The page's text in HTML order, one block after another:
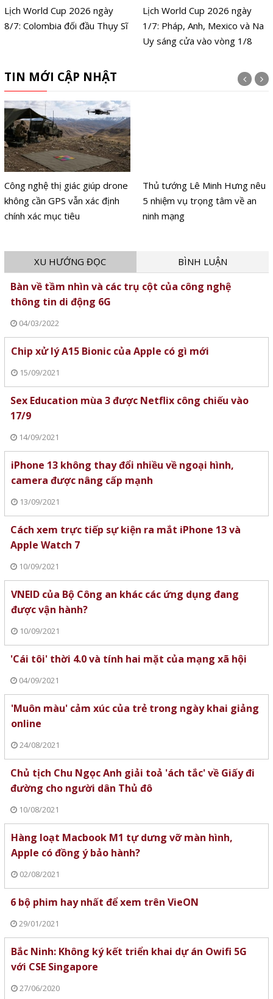
Lịch World Cup 2026 ngày
8/7: Colombia đối đầu Thụy Sĩ
Lịch World Cup 2026 ngày
1/7: Pháp, Anh, Mexico và Na
Uy sáng cửa vào vòng 1/8
TIN MỚI CẬP NHẬT
Công nghệ thị giác giúp drone
không cần GPS vẫn xác định
chính xác mục tiêu
Thủ tướng Lê Minh Hưng nêu
5 nhiệm vụ trọng tâm về an
ninh mạng
XU HƯỚNG ĐỌC BÌNH LUẬN
Bàn về tầm nhìn và các trụ cột của công nghệ
thông tin di động 6G
04/03/2022
Chip xử lý A15 Bionic của Apple có gì mới
15/09/2021
Sex Education mùa 3 được Netflix công chiếu vào
17/9
14/09/2021
iPhone 13 không thay đổi nhiều về ngoại hình,
camera được nâng cấp mạnh
13/09/2021
Cách xem trực tiếp sự kiện ra mắt iPhone 13 và
Apple Watch 7
10/09/2021
VNEID của Bộ Công an khác các ứng dụng đang
được vận hành?
10/09/2021
'Cái tôi' thời 4.0 và tính hai mặt của mạng xã hội
04/09/2021
'Muôn màu' cảm xúc của trẻ trong ngày khai giảng
online
24/08/2021
Chủ tịch Chu Ngọc Anh giải toả 'ách tắc' về Giấy đi
đường cho người dân Thủ đô
10/08/2021
Hàng loạt Macbook M1 tự dưng vỡ màn hình,
Apple có đồng ý bảo hành?
02/08/2021
6 bộ phim hay nhất để xem trên VieON
29/01/2021
Bắc Ninh: Không ký kết triển khai dự án Owifi 5G
với CSE Singapore
27/06/2020